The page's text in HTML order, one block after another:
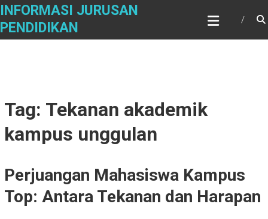
Skip
content
INFORMASI JURUSAN
PENDIDIKAN
Tag: Tekanan akademik
kampus unggulan
Perjuangan Mahasiswa Kampus
Top: Antara Tekanan dan Harapan